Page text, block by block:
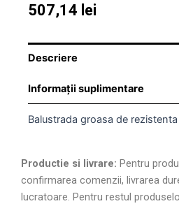
507,14 lei
Descriere
Informații suplimentare
Balustrada groasa de
Productie si livrare: Pentru
confirmarea comenzii, livrarea
lucratoare. Pentru restul